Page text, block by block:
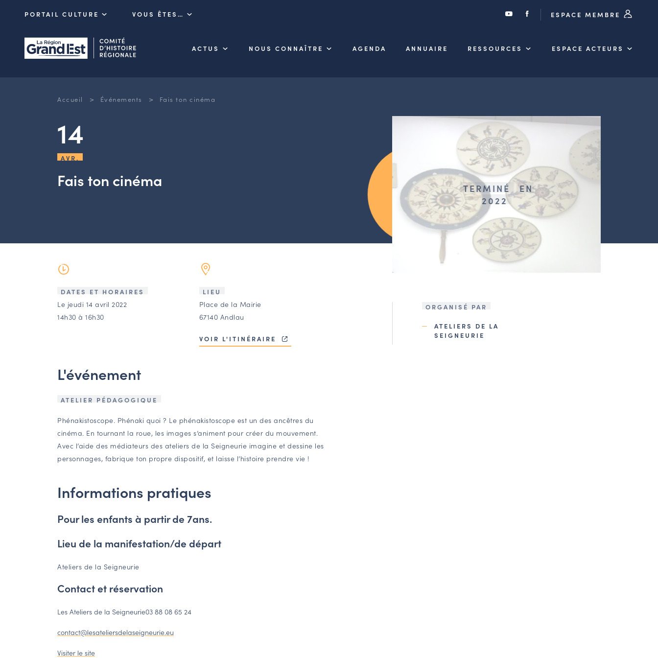
PORTAIL CULTURE VOUS ÊTES… ESPACE MEMBRE
ACTUS NOUS CONNAÎTRE AGENDA ANNUAIRE RESSOURCES ESPACE ACTEURS
Accueil > Événements > Fais ton cinéma
14
AVR.
Fais ton cinéma
DATES ET HORAIRES
Le jeudi 14 avril 2022
14h30 à 16h30
LIEU
Place de la Mairie
67140 Andlau
VOIR L'ITINÉRAIRE
L'événement
ATELIER PÉDAGOGIQUE
Phénakistoscope. Phénaki quoi ? Le phénakistoscope est un des ancêtres du
cinéma. En tournant la roue, les images s’animent pour créer du mouvement.
Avec l’aide des médiateurs des ateliers de la Seigneurie imagine et dessine les
personnages, fabrique ton propre dispositif, et laisse l’histoire prendre vie !
Informations pratiques
Pour les enfants à partir de 7ans.
Lieu de la manifestation/de départ
Ateliers de la Seigneurie
Contact et réservation
Les Ateliers de la Seigneurie03 88 08 65 24
contact@lesateliersdelaseigneurie.eu
Visiter le site
TERMINÉ
EN
2022
ORGANISÉ PAR
ATELIERS DE LA
SEIGNEURIE